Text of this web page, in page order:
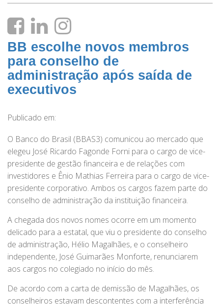
BB escolhe novos membros
para conselho de
administração após saída de
executivos
Publicado em:
O Banco do Brasil (BBAS3) comunicou ao mercado que
elegeu José Ricardo Fagonde Forni para o cargo de vice-
presidente de gestão financeira e de relações com
investidores e Ênio Mathias Ferreira para o cargo de vice-
presidente corporativo. Ambos os cargos fazem parte do
conselho de administração da instituição financeira.
A chegada dos novos nomes ocorre em um momento
delicado para a estatal, que viu o presidente do conselho
de administração, Hélio Magalhães, e o conselheiro
independente, José Guimarães Monforte, renunciarem
aos cargos no colegiado no início do mês.
De acordo com a carta de demissão de Magalhães, os
conselheiros estavam descontentes com a interferência